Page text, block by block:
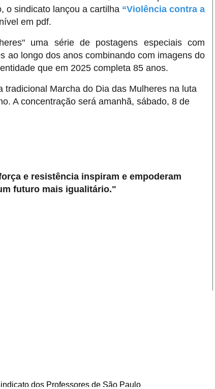
o sindicato lançou a cartilha “Violência contra a
em pdf.
uma série de postagens especiais com
ao longo dos anos combinando com imagens do
que em 2025 completa 85 anos.
Marcha do Dia das Mulheres na luta
A concentração será amanhã, sábado, 8 de
e resistência inspiram e empoderam
futuro mais igualitário."
dos Professores de São Paulo